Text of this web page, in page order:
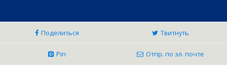
Поделиться Твитнуть
Pin Отпр. по эл. почте